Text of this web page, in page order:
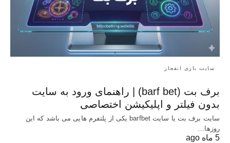
سایت بازی انفجار
برف بت (barf bet) | راهنمای ورود به سایت
بدون فیلتر و اپلیکیشن اختصاصی
سایت برف بت یا سایت barfbet یکی از پلتفرم‌ هایی می باشد که این
روزها…
5 ماه ago